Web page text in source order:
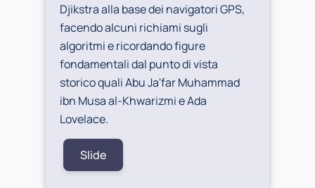
Djikstra alla base dei navigatori GPS,
facendo alcuni richiami sugli
algoritmi e ricordando figure
fondamentali dal punto di vista
storico quali Abu Ja'far Muhammad
ibn Musa al-Khwarizmi e Ada
Lovelace.
Slide